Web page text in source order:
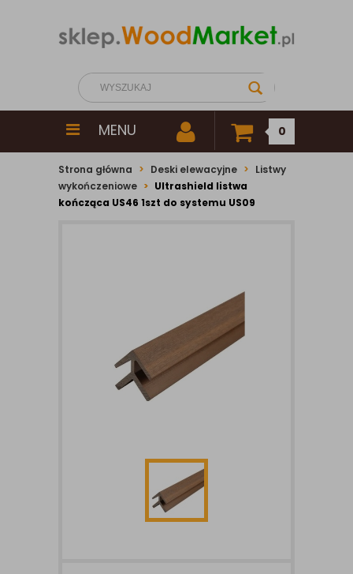
MENU 0
Strona główna Deski elewacyjne
Listwy
wykończeniowe
Ultrashield listwa
kończąca US46 1szt do systemu US09